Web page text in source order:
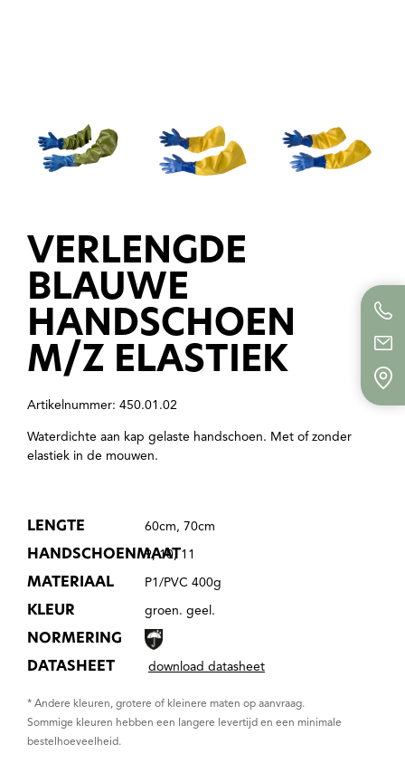
VERLENGDE
BLAUWE
HANDSCHOEN
M/Z ELASTIEK
Artikelnummer: 450.01.02
Waterdichte aan kap gelaste handschoen. Met of zonder
elastiek in de mouwen.
LENGTE 60cm, 70cm
HANDSCHOENMAAT
9, 10, 11
MATERIAAL P1/PVC 400g
KLEUR groen. geel.
NORMERING
DATASHEET
download datasheet
* Andere kleuren, grotere of kleinere maten op aanvraag.
Sommige kleuren hebben een langere levertijd en een minimale
bestelhoeveelheid.